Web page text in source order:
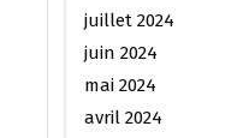
juillet 2024
juin 2024
mai 2024
avril 2024